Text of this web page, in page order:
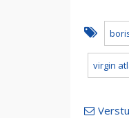
virgin